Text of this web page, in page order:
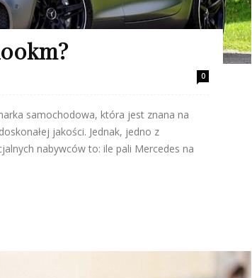
0
samochodowa, która jest znana na
jakości. Jednak, jedno z
nabywców to: ile pali Mercedes na